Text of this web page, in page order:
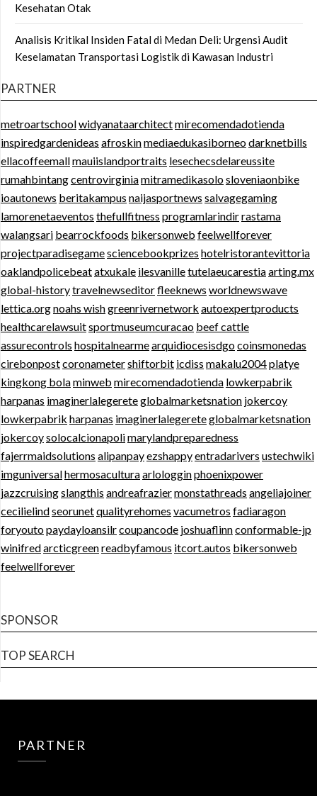
Kesehatan Otak
Analisis Kritikal Insiden Fatal di Medan Deli: Urgensi Audit
Keselamatan Transportasi Logistik di Kawasan Industri
PARTNER
metroartschoolwidyanataarchitectmirecomendadotienda
inspiredgardenideas afroskinmediaedukasiborneodarknetbills
ellacoffeemallmauiislandportraits lesechecsdelareussite
rumahbintangcentrovirginiamitramedikasolosloveniaonbike
ioautonews beritakampus naijasportnews salvagegaming
lamorenetaeventos thefullfitness programlarindirrastama
walangsari bearrockfoods bikersonweb feelwellforever
projectparadisegamesciencebookprizes hotelristorantevittoria
oaklandpolicebeatatxukale ilesvanilletutelaeucarestiaarting.mx
global-historytravelnewseditorfleeknews worldnewswave
lettica.orgnoahs wishgreenrivernetwork autoexpertproducts
healthcarelawsuitsportmuseumcuracao beef cattle
assurecontrols hospitalnearmearquidiocesisdgocoinsmonedas
cirebonpostcoronametershiftorbit icdiss makalu2004platye
kingkong bolaminweb mirecomendadotienda lowkerpabrik
harpanas imaginerlalegereteglobalmarketsnation jokercoy
lowkerpabrik harpanas imaginerlalegereteglobalmarketsnation
jokercoysolocalcionapolimarylandpreparedness
fajerrmaidsolutions alipanpayezshappyentradarivers ustechwiki
imguniversalhermosaculturaarlologginphoenixpower
jazzcruisingslangthis andreafraziermonstathreads angeliajoiner
cecilielindseorunetqualityrehomes vacumetros fadiaragon
foryoutopaydayloansilrcoupancode joshuaflinnconformable-jp
winifredarcticgreenreadbyfamous itcort.autos bikersonweb
feelwellforever
SPONSOR
TOP SEARCH
PARTNER